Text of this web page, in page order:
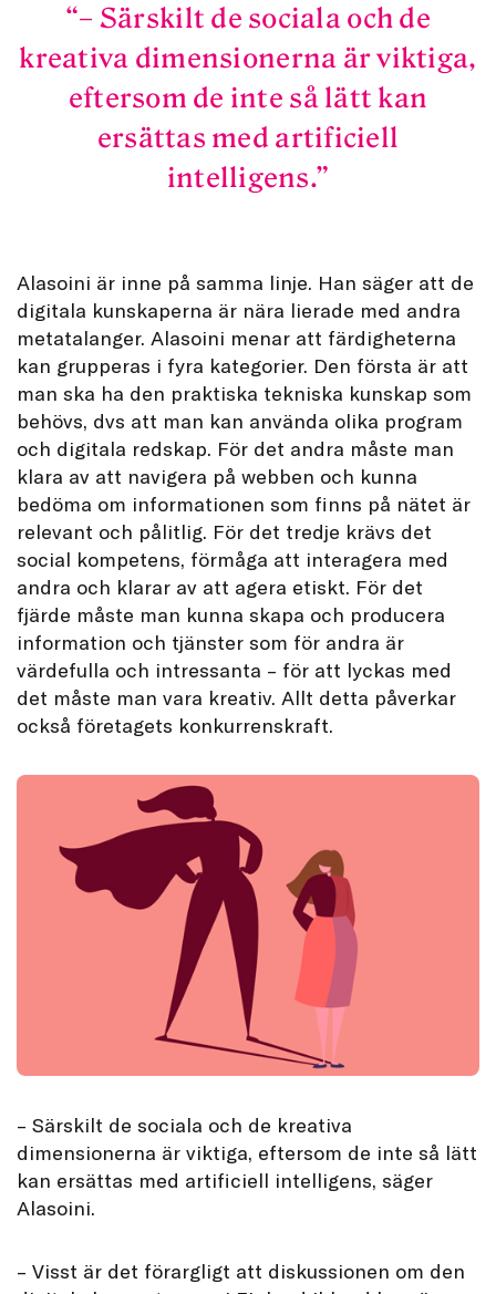
– Särskilt de sociala och de
kreativa dimensionerna är viktiga,
eftersom de inte så lätt kan
ersättas med artificiell
intelligens.
Alasoini är inne på samma linje. Han säger att de
digitala kunskaperna är nära lierade med andra
metatalanger. Alasoini menar att färdigheterna
kan grupperas i fyra kategorier. Den första är att
man ska ha den praktiska tekniska kunskap som
behövs, dvs att man kan använda olika program
och digitala redskap. För det andra måste man
klara av att navigera på webben och kunna
bedöma om informationen som finns på nätet är
relevant och pålitlig. För det tredje krävs det
social kompetens, förmåga att interagera med
andra och klarar av att agera etiskt. För det
fjärde måste man kunna skapa och producera
information och tjänster som för andra är
värdefulla och intressanta – för att lyckas med
det måste man vara kreativ. Allt detta påverkar
också företagets konkurrenskraft.
– Särskilt de sociala och de kreativa
dimensionerna är viktiga, eftersom de inte så lätt
kan ersättas med artificiell intelligens, säger
Alasoini.
– Visst är det förargligt att diskussionen om den